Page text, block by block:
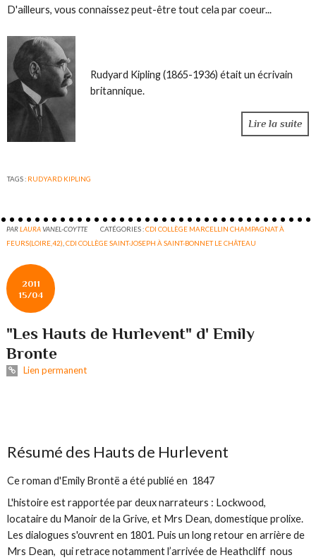
D'ailleurs, vous connaissez peut-être tout cela par coeur...
Rudyard Kipling (1865-1936) était un écrivain
britannique.
Lire la suite
TAGS : RUDYARD KIPLING
PARLAURAVANEL-COYTTE CATÉGORIES :CDI COLLÈGE MARCELLIN CHAMPAGNAT À
FEURS(LOIRE,42) ,CDI COLLÈGE SAINT-JOSEPH À SAINT-BONNET LE CHÂTEAU
2011
15/04
"Les Hauts de Hurlevent" d' Emily
Bronte
Lien permanent
Résumé des Hauts de Hurlevent
Ce roman d'Emily Brontë a été publié en 1847
L'histoire est rapportée par deux narrateurs : Lockwood,
locataire du Manoir de la Grive, et Mrs Dean, domestique prolixe.
Les dialogues s'ouvrent en 1801. Puis un long retour en arrière de
Mrs Dean, qui retrace notamment l’arrivée de Heathcliff nous